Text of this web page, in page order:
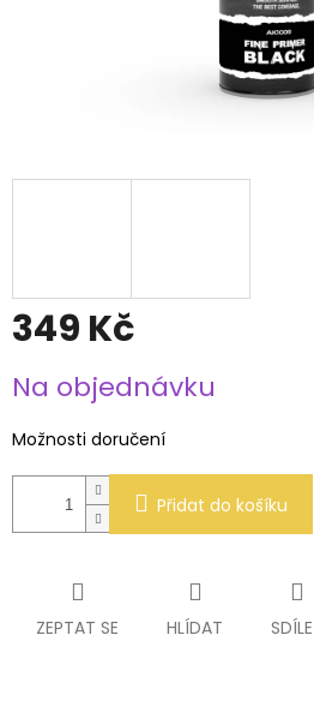
349 Kč
cena:
Na objednávku
Možnosti doručení
Přidat do košíku
ZEPTAT SE HLÍDAT